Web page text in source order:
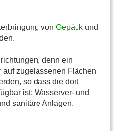
von Gepäck und
denn ein
auf zugelassenen Flächen
so dass die dort
ist: Wasserver- und
sanitäre Anlagen.